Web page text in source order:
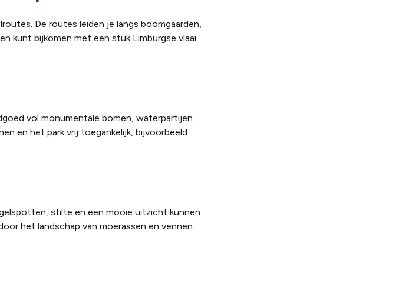
De routes leiden je langs boomgaarden,
kunt bijkomen met een stuk Limburgse vlaai
vol monumentale bomen, waterpartijen
en het park vrij toegankelijk, bijvoorbeeld
stilte en een mooie uitzicht kunnen
het landschap van moerassen en vennen.